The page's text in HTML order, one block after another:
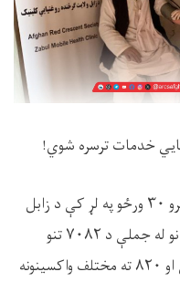
د افغاني سرې میاشتې روغتياپالانو د تېرو ۳۰ ورځو په لړ کې د زابل
ولایت په بېلابېلو سيمو کې د یادو ناروغانو له جملې د ۷۰۸۲ تنو
معاینات او درملنه، ۳۳۰ تنو ته پانسمان او ۸۲۰ ته مختلف واکسینونه